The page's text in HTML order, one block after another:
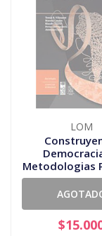
LOM
Metodologias